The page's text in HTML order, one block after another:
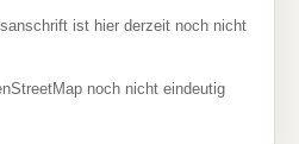
ist hier derzeit noch nicht
noch nicht eindeutig